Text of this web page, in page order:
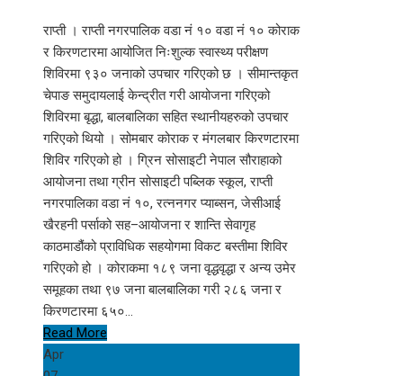
राप्ती । राप्ती नगरपालिक वडा नं १० वडा नं १० कोराक
र किरणटारमा आयोजित निःशुल्क स्वास्थ्य परीक्षण
शिविरमा ९३० जनाको उपचार गरिएको छ । सीमान्तकृत
चेपाङ समुदायलाई केन्द्रीत गरी आयोजना गरिएको
शिविरमा बृद्धा, बालबालिका सहित स्थानीयहरुको उपचार
गरिएको थियो । सोमबार कोराक र मंगलबार किरणटारमा
शिविर गरिएको हो । ग्रिन सोसाइटी नेपाल सौराहाको
आयोजना तथा ग्रीन सोसाइटी पब्लिक स्कूल, राप्ती
नगरपालिका वडा नं १०, रत्ननगर प्याब्सन, जेसीआई
खैरहनी पर्साको सह–आयोजना र शान्ति सेवागृह
काठमाडौंको प्राविधिक सहयोगमा विकट बस्तीमा शिविर
गरिएको हो । कोराकमा १८९ जना वृद्धवृद्धा र अन्य उमेर
समूहका तथा ९७ जना बालबालिका गरी २८६ जना र
किरणटारमा ६५०…
Read More
Apr